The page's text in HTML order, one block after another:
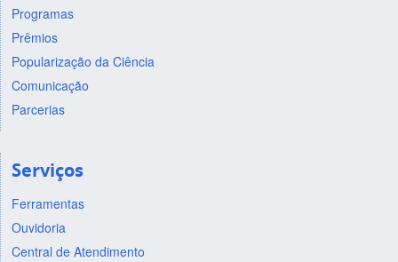
Programas
Prêmios
Popularização da Ciência
Comunicação
Parcerias
Serviços
Ferramentas
Ouvidoria
Central de Atendimento